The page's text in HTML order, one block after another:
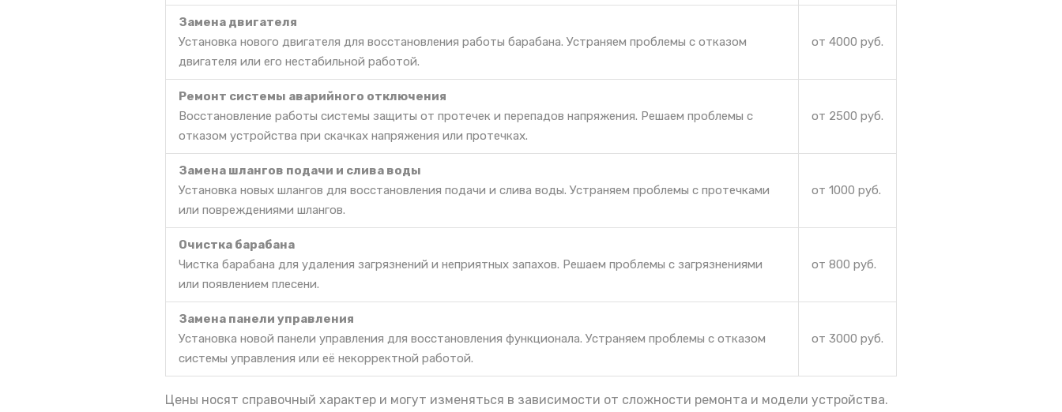
Замена двигателя
Установка нового двигателя для восстановления работы барабана. Устраняем проблемы с отказом
двигателя или его нестабильной работой.
от 4000 руб.
Ремонт системы аварийного отключения
Восстановление работы системы защиты от протечек и перепадов напряжения. Решаем проблемы с
отказом устройства при скачках напряжения или протечках.
от 2500 руб.
Замена шлангов подачи и слива воды
Установка новых шлангов для восстановления подачи и слива воды. Устраняем проблемы с протечками
или повреждениями шлангов.
от 1000 руб.
Очистка барабана
Чистка барабана для удаления загрязнений и неприятных запахов. Решаем проблемы с загрязнениями
или появлением плесени.
от 800 руб.
Замена панели управления
Установка новой панели управления для восстановления функционала. Устраняем проблемы с отказом
системы управления или её некорректной работой.
от 3000 руб.
Цены носят справочный характер и могут изменяться в зависимости от сложности ремонта и модели устройства.